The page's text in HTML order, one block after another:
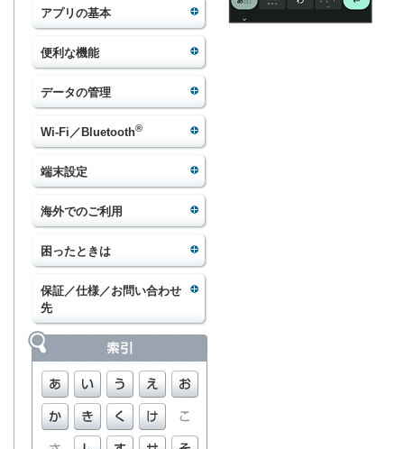
アプリの基本
便利な機能
データの管理
Wi-Fi／Bluetooth®
端末設定
海外でのご利用
困ったときは
保証／仕様／お問い合わせ
先